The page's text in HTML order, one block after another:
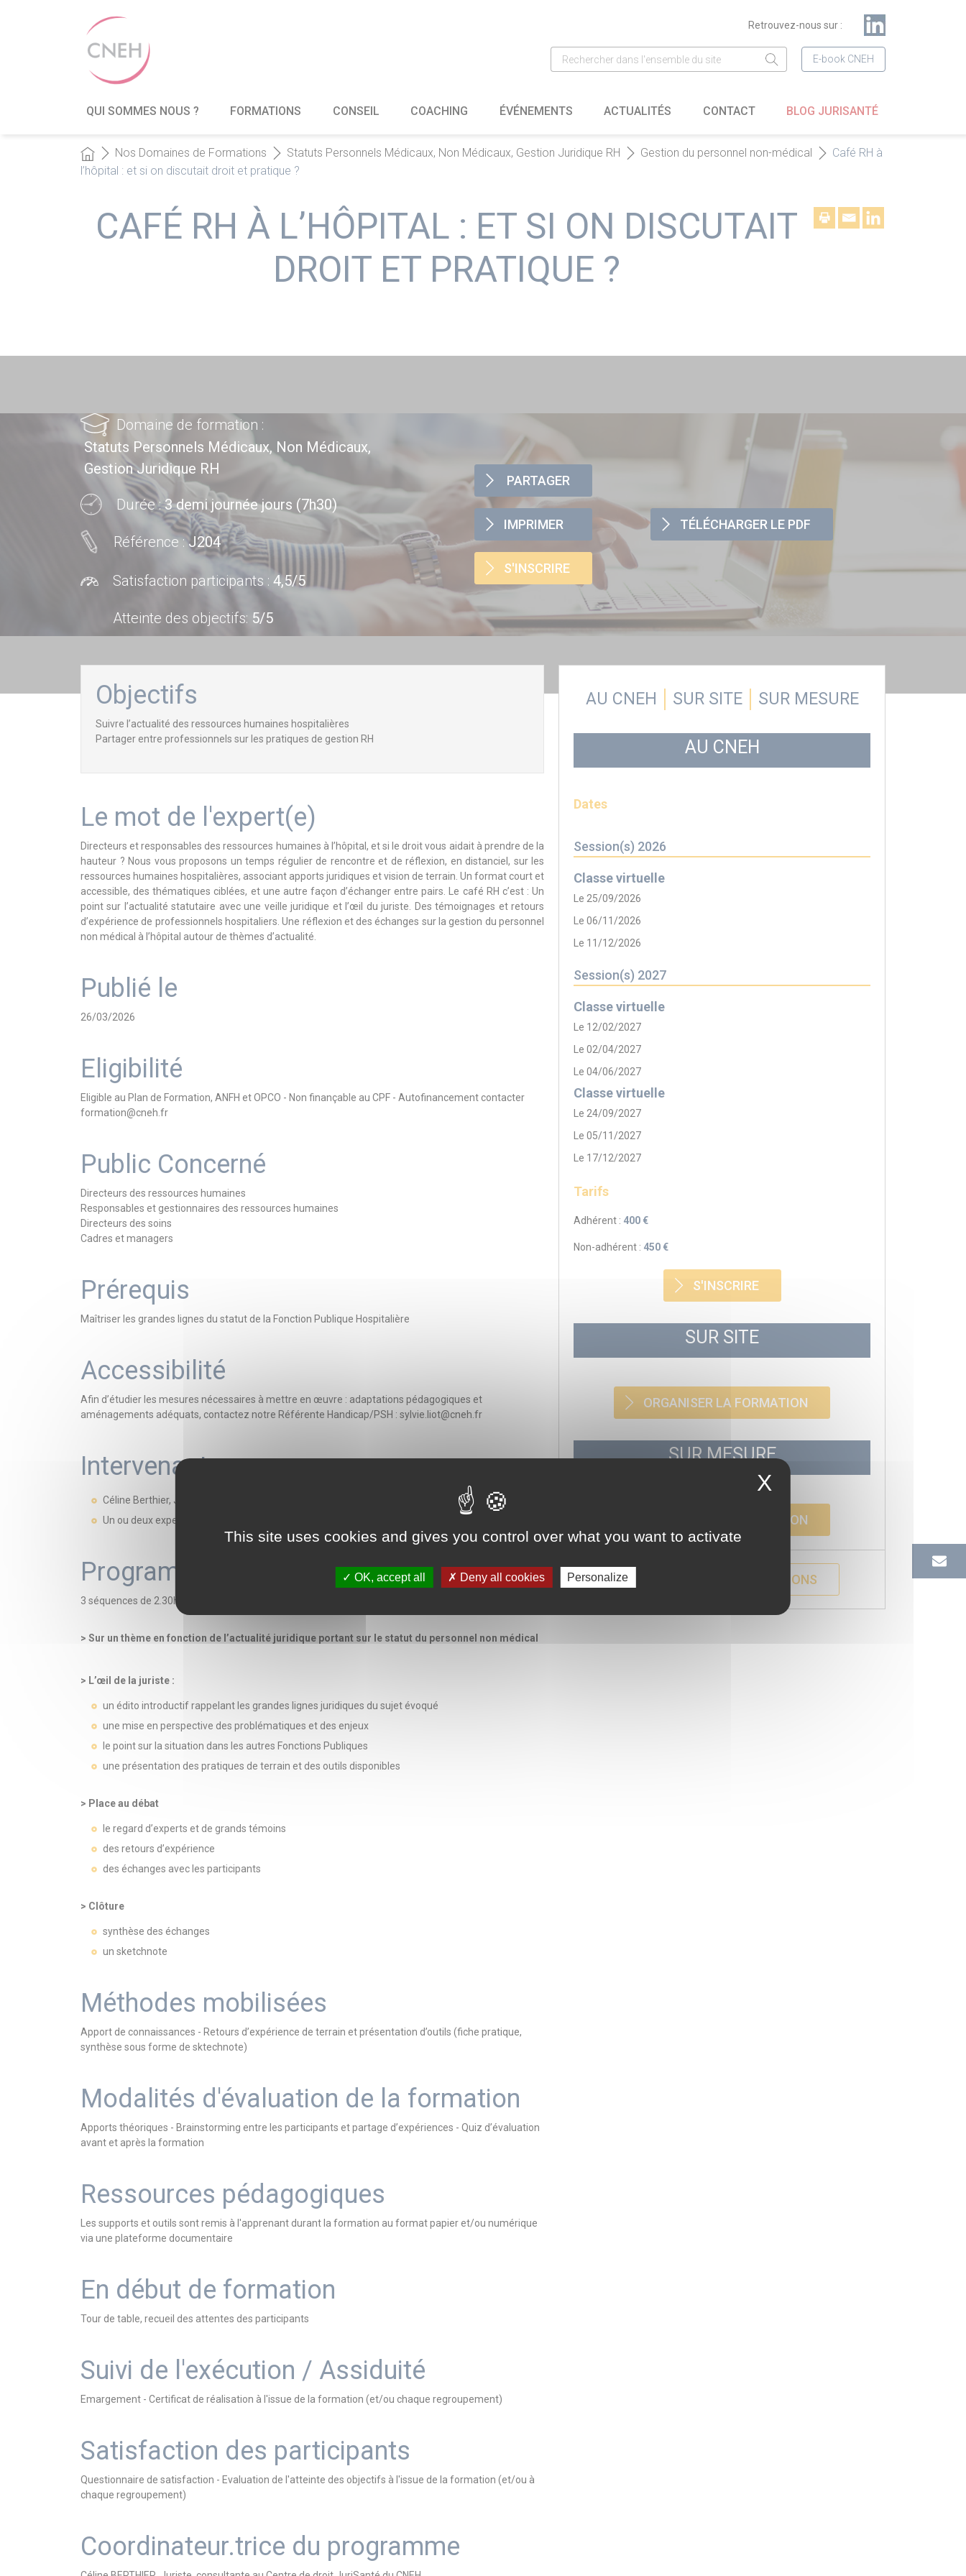
Retrouvez-nous sur :
E-book CNEH
QUI SOMMES NOUS ? FORMATIONS CONSEIL COACHING ÉVÉNEMENTS ACTUALITÉS CONTACT BLOG JURISANTÉ
Nos Domaines de Formations Statuts Personnels Médicaux, Non Médicaux, Gestion Juridique RH Gestion du personnel non-médical
Café RH à
l’hôpital : et si on discutait droit et pratique ?
CAFÉ RH À L’HÔPITAL : ET SI ON DISCUTAIT
DROIT ET PRATIQUE ?
Domaine de formation :
Statuts Personnels Médicaux, Non Médicaux,
Gestion Juridique RH
Durée : 3 demi journée jours (7h30)
Référence : J204
Satisfaction participants : 4,5/5
Atteinte des objectifs: 5/5
PARTAGER
IMPRIMER
S'INSCRIRE
TÉLÉCHARGER LE PDF
Objectifs
Suivre l’actualité des ressources humaines hospitalières
Partager entre professionnels sur les pratiques de gestion RH
Le mot de l'expert(e)
Directeurs et responsables des ressources humaines à l’hôpital, et si le droit vous aidait à prendre de la
hauteur ? Nous vous proposons un temps régulier de rencontre et de réflexion, en distanciel, sur les
ressources humaines hospitalières, associant apports juridiques et vision de terrain. Un format court et
accessible, des thématiques ciblées, et une autre façon d’échanger entre pairs. Le café RH c’est : Un
point sur l’actualité statutaire avec une veille juridique et l’œil du juriste. Des témoignages et retours
d’expérience de professionnels hospitaliers. Une réflexion et des échanges sur la gestion du personnel
non médical à l’hôpital autour de thèmes d’actualité.
Publié le
26/03/2026
Eligibilité
Eligible au Plan de Formation, ANFH et OPCO - Non finançable au CPF - Autofinancement contacter
formation@cneh.fr
Public Concerné
Directeurs des ressources humaines
Responsables et gestionnaires des ressources humaines
Directeurs des soins
Cadres et managers
Prérequis
Maîtriser les grandes lignes du statut de la Fonction Publique Hospitalière
Accessibilité
Afin d’étudier les mesures nécessaires à mettre en œuvre : adaptations pédagogiques et
aménagements adéquats, contactez notre Référente Handicap/PSH : sylvie.liot@cneh.fr
Intervenant.e.s
Céline Berthier, Juriste, consultante du centre de droit JuriSanté du CNEH
Un ou deux experts/grands témoins selon la thématique
Programme
3 séquences de 2.30h (de 10h à 12h30 en classe virtuelle)
> Sur un thème en fonction de l’actualité juridique portant sur le statut du personnel non médical
> L’œil de la juriste :
un édito introductif rappelant les grandes lignes juridiques du sujet évoqué
une mise en perspective des problématiques et des enjeux
le point sur la situation dans les autres Fonctions Publiques
une présentation des pratiques de terrain et des outils disponibles
> Place au débat
le regard d’experts et de grands témoins
des retours d’expérience
des échanges avec les participants
> Clôture
synthèse des échanges
un sketchnote
Méthodes mobilisées
Apport de connaissances - Retours d’expérience de terrain et présentation d’outils (fiche pratique,
synthèse sous forme de sktechnote)
Modalités d'évaluation de la formation
Apports théoriques - Brainstorming entre les participants et partage d’expériences - Quiz d’évaluation
avant et après la formation
Ressources pédagogiques
Les supports et outils sont remis à l'apprenant durant la formation au format papier et/ou numérique
via une plateforme documentaire
En début de formation
Tour de table, recueil des attentes des participants
Suivi de l'exécution / Assiduité
Emargement - Certificat de réalisation à l'issue de la formation (et/ou chaque regroupement)
Satisfaction des participants
Questionnaire de satisfaction - Evaluation de l'atteinte des objectifs à l'issue de la formation (et/ou à
chaque regroupement)
Coordinateur.trice du programme
AU CNEH SUR SITE SUR MESURE
AU CNEH
Dates
Session(s) 2026
Classe virtuelle
Le 25/09/2026
Le 06/11/2026
Le 11/12/2026
Session(s) 2027
Classe virtuelle
Le 12/02/2027
Le 02/04/2027
Le 04/06/2027
Classe virtuelle
Le 24/09/2027
Le 05/11/2027
Le 17/12/2027
Tarifs
Adhérent : 400 €
Non-adhérent : 450 €
S'INSCRIRE
SUR SITE
ORGANISER LA FORMATION
SUR MESURE
ORGANISER LA FORMATION
RECEVOIR DES INFORMATIONS
X
This site uses cookies and gives you control over what you want to activate
OK, accept all Deny all cookies Personalize